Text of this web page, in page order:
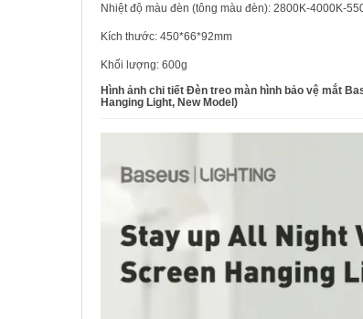
Nhiệt độ màu đèn (tông màu đèn): 2800K-4000K-
Kích thước: 450*66*92mm
Khối lượng: 600g
Hình ảnh chi tiết Đèn treo màn hình bảo vệ mắt
Hanging Light, New Model)